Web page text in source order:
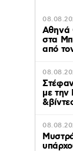
Αθηνά
στα
από
με την